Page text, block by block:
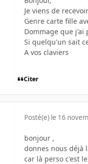
Je viens de
Genre carte fille
Dommage que j'ai
Si quelqu'un sait
A vos claviers
Citer
Posté(e) le 16
bonjour ,
donnes nous déjà
car là perso c'est